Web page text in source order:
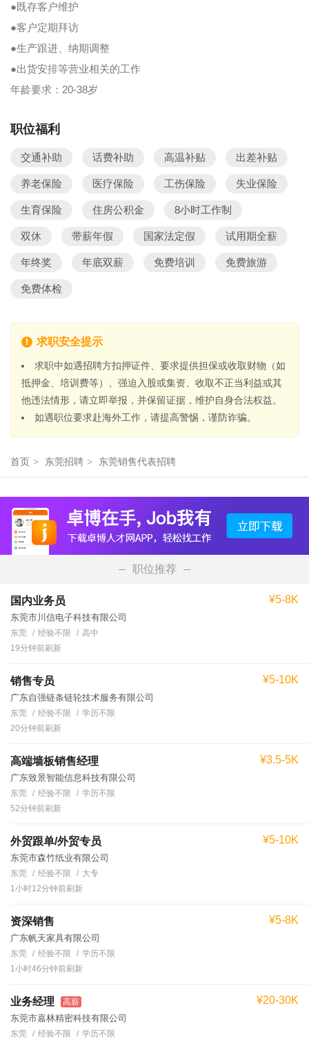
●既存客户维护
●客户定期拜访
●生产跟进、纳期调整
●出货安排等营业相关的工作
年龄要求：20-38岁
职位福利
交通补助 话费补助 高温补贴 出差补贴
养老保险 医疗保险 工伤保险 失业保险
生育保险 住房公积金 8小时工作制
双休 带薪年假 国家法定假 试用期全薪
年终奖 年底双薪 免费培训 免费旅游
免费体检
求职安全提示
求职中如遇招聘方扣押证件、要求提供担保或收取财物（如
抵押金、培训费等）、强迫入股或集资、收取不正当利益或其
他违法情形，请立即举报，并保留证据，维护自身合法权益。
如遇职位要求赴海外工作，请提高警惕，谨防诈骗。
首页 > 东莞招聘 > 东莞销售代表招聘
职位推荐
国内业务员
东莞市川信电子科技有限公司
¥5-8K
东莞 经验不限
高中
19分钟前刷新
销售专员
广东自强链条链轮技术服务有限公司
¥5-10K
东莞 经验不限
学历不限
20分钟前刷新
高端墙板销售经理
广东致景智能信息科技有限公司
¥3.5-5K
东莞 经验不限
学历不限
52分钟前刷新
外贸跟单/外贸专员
东莞市森竹纸业有限公司
¥5-10K
东莞 经验不限
大专
1小时12分钟前刷新
资深销售
广东帆天家具有限公司
¥5-8K
东莞 经验不限
学历不限
1小时46分钟前刷新
业务经理 高薪
东莞市嘉林精密科技有限公司
¥20-30K
东莞 经验不限
学历不限